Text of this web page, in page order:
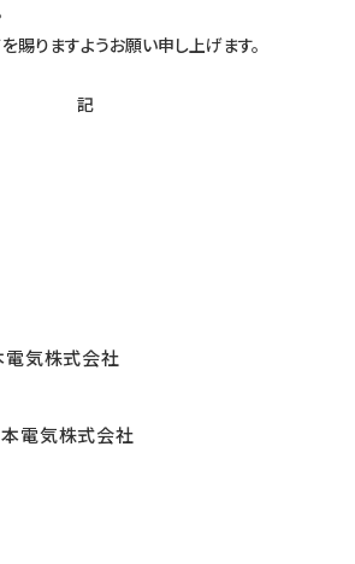
賜りますようお願い申し上げます。
記
気株式会社
電気株式会社